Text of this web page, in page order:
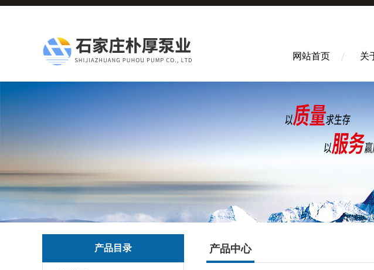
网站首页 关
产品目录 产品中心